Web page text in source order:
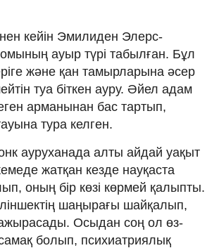
кейін Эмилиден Элерс-
ауыр түрі табылған. Бұл
және қан тамырларына әсер
туа біткен ауру. Әйел адам
арманынан бас тартып,
тура келген.
ауруханада алты айдай уақыт
жатқан кезде науқаста
оның бір көзі көрмей қалыпты.
шаңырағы шайқалып,
Осыдан соң ол өз-
болып, психиатриялық